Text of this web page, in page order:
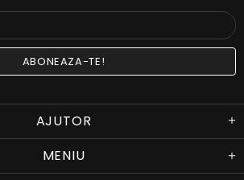
AJUTOR
MENIU